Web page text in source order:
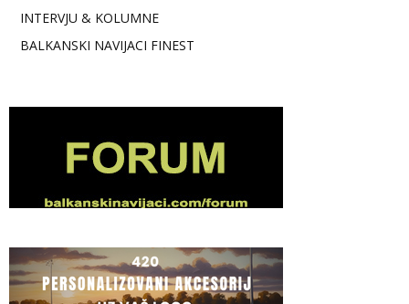
INTERVJU & KOLUMNE
BALKANSKI NAVIJACI FINEST